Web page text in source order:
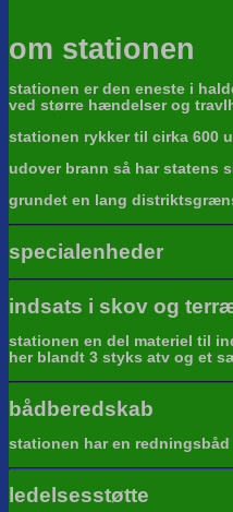
om stationen
stationen er den eneste i
ved større hændelser og
stationen rykker til cirka 600
udover brann så har statens
grundet en lang
specialenheder
indsats i skov og
stationen en del materiel til
her blandt 3 styks atv og et
bådberedskab
stationen har en
ledelsesstøtte